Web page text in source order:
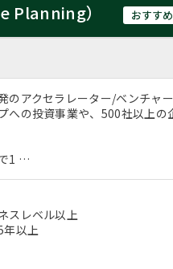
Planning） おすすめ
のアクセラレーター/ベンチャ
への投資事業や、500社以上
1 …
スレベル以上
年以上